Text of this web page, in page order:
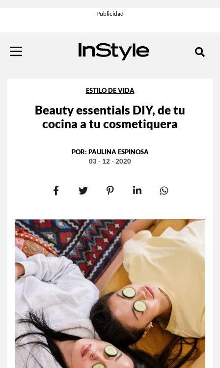
ESTILO DE VIDA
Beauty essentials DIY, de tu
cocina a tu cosmetiquera
POR: PAULINA ESPINOSA
03 - 12 - 2020